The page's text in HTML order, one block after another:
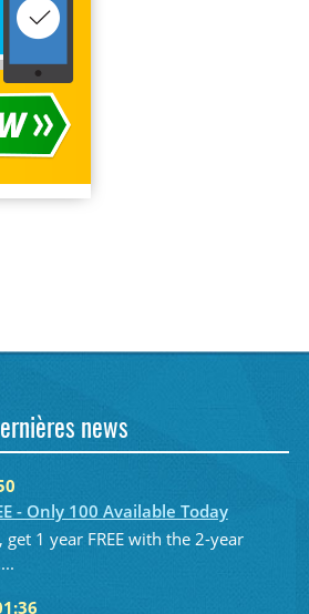
news
- Only 100 Available Today
1 year FREE with the 2-year